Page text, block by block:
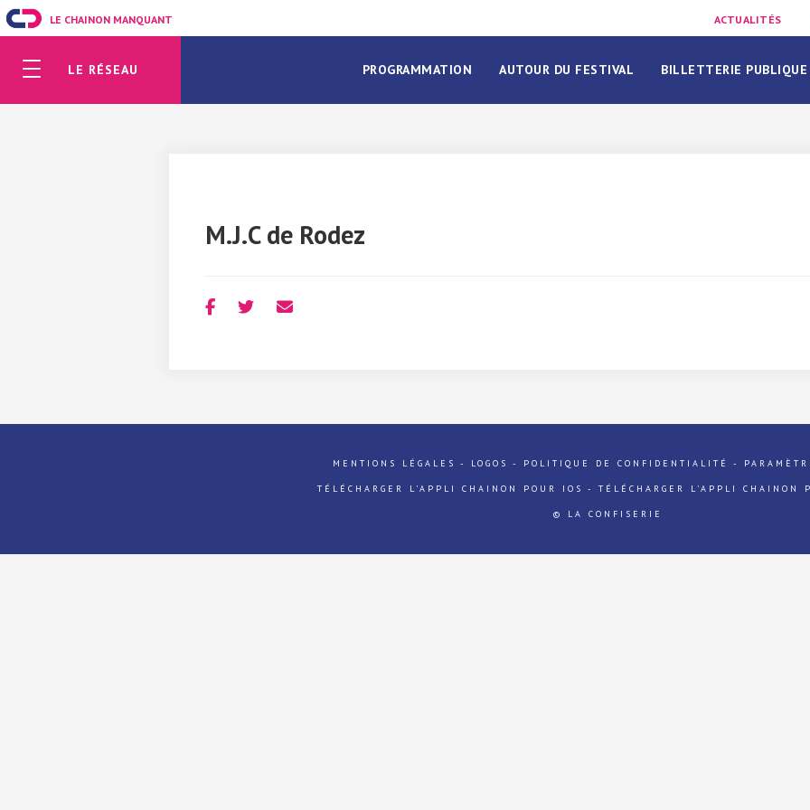
LE CHAINON MANQUANT ACTUALITÉS
LE RÉSEAU PROGRAMMATION AUTOUR DU FESTIVAL BILLETTERIE PUBLIQUE
M.J.C de Rodez
MENTIONS LÉGALES - LOGOS - POLITIQUE DE CONFIDENTIALITÉ -
TÉLÉCHARGER L'APPLI CHAINON POUR IOS - TÉLÉCHARGER L'APPLI CHAINON
© LA CONFISERIE